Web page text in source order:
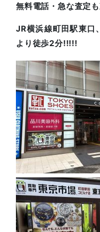
無料電話・急な査定も
JR横浜線町田駅東口
より徒歩2分!!!!!